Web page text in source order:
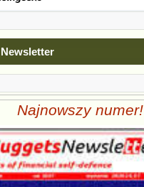
Najnowszy numer!